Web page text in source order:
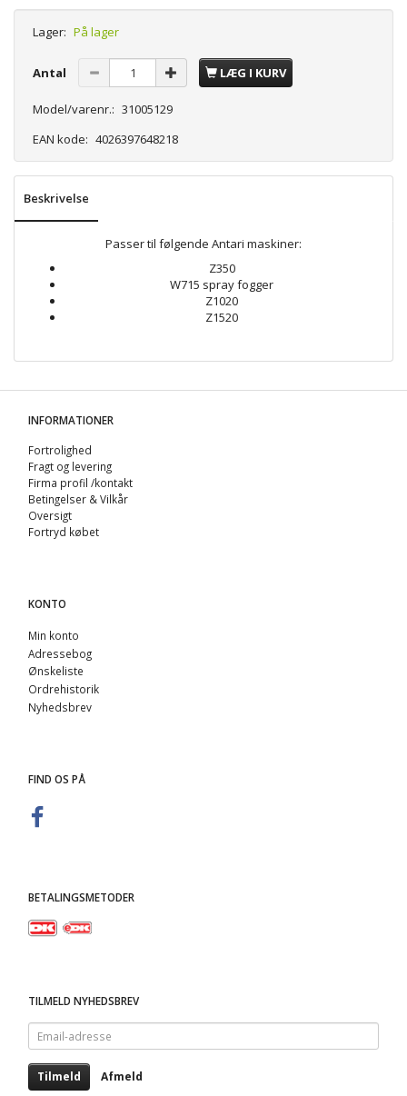
Lager: På lager
Antal LÆG I KURV
Model/varenr.: 31005129
EAN kode: 4026397648218
Beskrivelse
Passer til følgende Antari maskiner:
Z350
W715 spray fogger
Z1020
Z1520
INFORMATIONER
Fortrolighed
Fragt og levering
Firma profil /kontakt
Betingelser & Vilkår
Oversigt
Fortryd købet
KONTO
Min konto
Adressebog
Ønskeliste
Ordrehistorik
Nyhedsbrev
FIND OS PÅ
BETALINGSMETODER
TILMELD NYHEDSBREV
Email-
adresse
Tilmeld Afmeld